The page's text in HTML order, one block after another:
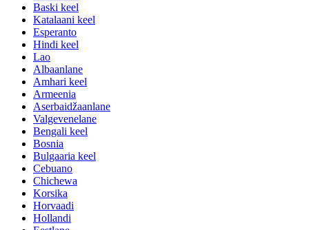
Baski keel
Katalaani keel
Esperanto
Hindi keel
Lao
Albaanlane
Amhari keel
Armeenia
Aserbaidžaanlane
Valgevenelane
Bengali keel
Bosnia
Bulgaaria keel
Cebuano
Chichewa
Korsika
Horvaadi
Hollandi